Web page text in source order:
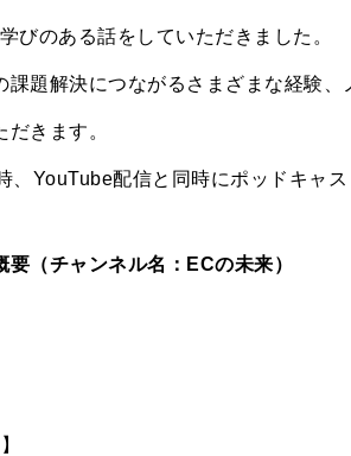
びのある話をしていただきました。
課題解決につながるさまざまな経験
きます。
、YouTube配信と同時にポッドキャス
（チャンネル名：ECの未来）